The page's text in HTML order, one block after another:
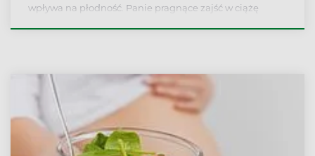
wpływa na płodność. Panie pragnące zajść w ciążę